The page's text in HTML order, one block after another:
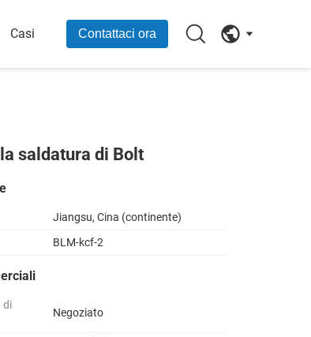
Casi Contattaci ora
saldatura di Bolt
Jiangsu, Cina (continente)
BLM-kcf-2
di
Negoziato